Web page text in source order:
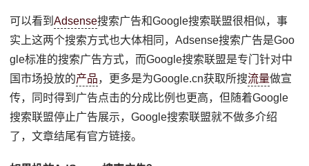
可以看到Adsense搜索广告和Google搜索联盟很相似，事
实上这两个搜索方式也大体相同，Adsense搜索广告是Goo
gle标准的搜索广告方式，而Google搜索联盟是专门针对中
国市场投放的产品，更多是为Google.cn获取所搜流量做宣
传，同时得到广告点击的分成比例也更高，但随着Google
搜索联盟停止广告展示，Google搜索联盟就不做多介绍
了，文章结尾有官方链接。